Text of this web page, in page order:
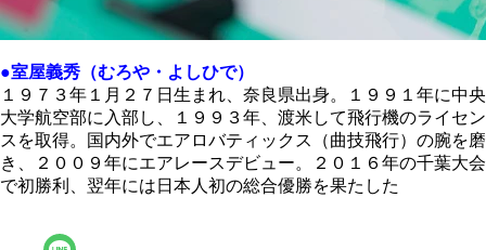
●室屋義秀（むろや・よしひで）
１９７３年１月２７日生まれ、奈良県出身。１９９１年に中央
大学航空部に入部し、１９９３年、渡米して飛行機のライセン
スを取得。国内外でエアロバティックス（曲技飛行）の腕を磨
き、２００９年にエアレースデビュー。２０１６年の千葉大会
で初勝利、翌年には日本人初の総合優勝を果たした